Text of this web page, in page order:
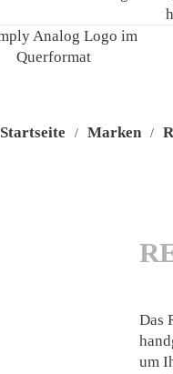
Startseite / Marken /
Das
um